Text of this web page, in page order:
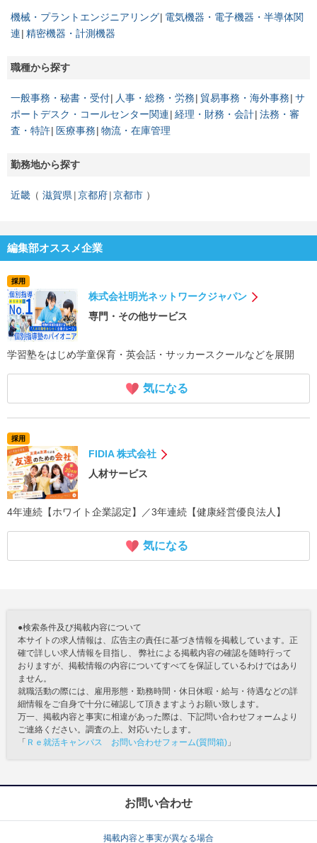
機械・プラントエンジニアリング 電気機器・電子機器・半導体関
連 精密機器・計測機器
職種から探す
一般事務・秘書・受付 人事・総務・労務 貿易事務・海外事務 サ
ポートデスク・コールセンター関連 経理・財務・会計 法務・審
査・特許
医療事務 物流・在庫管理
勤務地から探す
近畿 滋賀県 京都府 京都市
編集部オススメ企業
採用
株式会社明光ネットワークジャパン
専門・その他サービス
学習塾をはじめ学童保育・英会話・サッカースクールなどを展開
気になる
採用
FIDIA 株式会社
人材サービス
4年連続【ホワイト企業認定】／3年連続【健康経営優良法人】
気になる
●検索条件及び掲載内容について
本サイトの求人情報は、広告主の責任に基づき情報を掲載しています。正
確で詳しい求人情報を目指し、 弊社による掲載内容の確認を随時行って
おりますが、掲載情報の内容についてすべてを保証しているわけではあり
ません。
就職活動の際には、雇用形態・勤務時間・休日休暇・給与・待遇などの詳
細情報をご自身で十分に確認して頂きますようお願い致します。
万一、掲載内容と事実に相違があった際は、下記問い合わせフォームより
ご連絡ください。調査の上、対応いたします。
「 Ｒｅ就活キャンパス お問い合わせフォーム(質問箱) 」
お問い合わせ
掲載内容と事実が異なる場合